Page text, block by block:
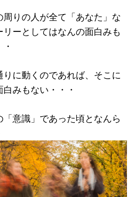
りの人が全て「あなた」な
ーとしてはなんの面白みも
に動くのであれば、そこに
みもない・・・
意識」であった頃となんら